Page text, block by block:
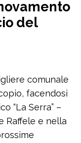
del
comunale
facendosi
“La Serra” –
Raffele e nella